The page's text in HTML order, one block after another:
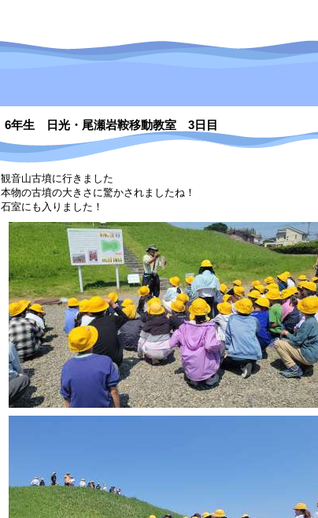
6年生 日光・尾瀬岩鞍移動教室 3日目
観音山古墳に行きました
本物の古墳の大きさに驚かされましたね！
石室にも入りました！